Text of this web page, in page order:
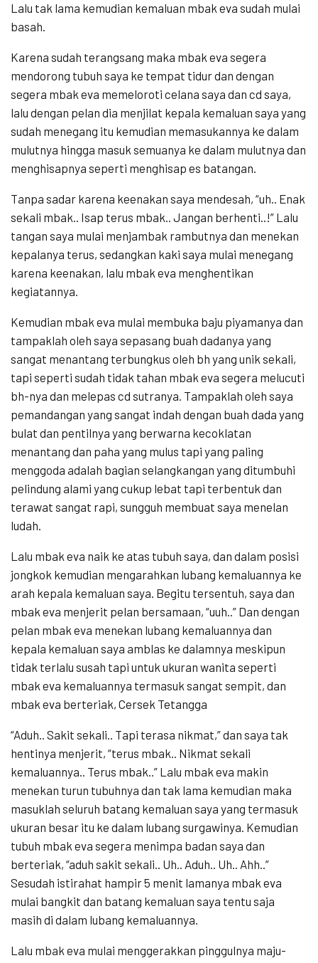
Lalu tak lama kemudian kemaluan mbak eva sudah mulai
basah.
Karena sudah terangsang maka mbak eva segera
mendorong tubuh saya ke tempat tidur dan dengan
segera mbak eva memeloroti celana saya dan cd saya,
lalu dengan pelan dia menjilat kepala kemaluan saya yang
sudah menegang itu kemudian memasukannya ke dalam
mulutnya hingga masuk semuanya ke dalam mulutnya dan
menghisapnya seperti menghisap es batangan.
Tanpa sadar karena keenakan saya mendesah, “uh.. Enak
sekali mbak.. Isap terus mbak.. Jangan berhenti..!” Lalu
tangan saya mulai menjambak rambutnya dan menekan
kepalanya terus, sedangkan kaki saya mulai menegang
karena keenakan, lalu mbak eva menghentikan
kegiatannya.
Kemudian mbak eva mulai membuka baju piyamanya dan
tampaklah oleh saya sepasang buah dadanya yang
sangat menantang terbungkus oleh bh yang unik sekali,
tapi seperti sudah tidak tahan mbak eva segera melucuti
bh-nya dan melepas cd sutranya. Tampaklah oleh saya
pemandangan yang sangat indah dengan buah dada yang
bulat dan pentilnya yang berwarna kecoklatan
menantang dan paha yang mulus tapi yang paling
menggoda adalah bagian selangkangan yang ditumbuhi
pelindung alami yang cukup lebat tapi terbentuk dan
terawat sangat rapi, sungguh membuat saya menelan
ludah.
Lalu mbak eva naik ke atas tubuh saya, dan dalam posisi
jongkok kemudian mengarahkan lubang kemaluannya ke
arah kepala kemaluan saya. Begitu tersentuh, saya dan
mbak eva menjerit pelan bersamaan, “uuh..” Dan dengan
pelan mbak eva menekan lubang kemaluannya dan
kepala kemaluan saya amblas ke dalamnya meskipun
tidak terlalu susah tapi untuk ukuran wanita seperti
mbak eva kemaluannya termasuk sangat sempit, dan
mbak eva berteriak, Cersek Tetangga
“Aduh.. Sakit sekali.. Tapi terasa nikmat,” dan saya tak
hentinya menjerit, “terus mbak.. Nikmat sekali
kemaluannya.. Terus mbak..” Lalu mbak eva makin
menekan turun tubuhnya dan tak lama kemudian maka
masuklah seluruh batang kemaluan saya yang termasuk
ukuran besar itu ke dalam lubang surgawinya. Kemudian
tubuh mbak eva segera menimpa badan saya dan
berteriak, “aduh sakit sekali.. Uh.. Aduh.. Uh.. Ahh..”
Sesudah istirahat hampir 5 menit lamanya mbak eva
mulai bangkit dan batang kemaluan saya tentu saja
masih di dalam lubang kemaluannya.
Lalu mbak eva mulai menggerakkan pinggulnya maju-